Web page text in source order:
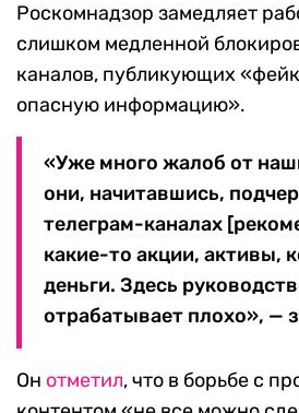
Роскомнадзор замедляет
слишком медленной
каналов, публикующих
опасную информацию».
«Уже много жалоб от
они, начитавшись,
телеграм-каналах
какие-то акции, активы,
деньги. Здесь
отрабатывает плохо», —
Он отметил, что в борьбе с